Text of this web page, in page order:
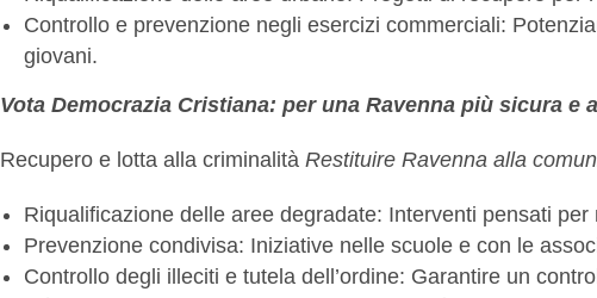
Controllo e prevenzione negli esercizi commerciali:
giovani.
Vota Democrazia Cristiana: per una Ravenna più sicura e
Recupero e lotta alla criminalità Restituire Ravenna alla
Riqualificazione delle aree degradate: Interventi pensati
Prevenzione condivisa: Iniziative nelle scuole e con le
Controllo degli illeciti e tutela dell’ordine: Garantire un